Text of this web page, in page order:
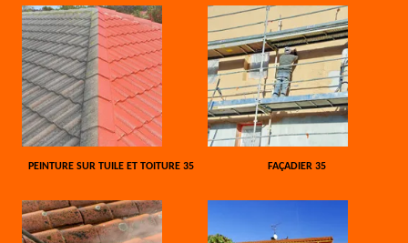
PEINTURE SUR TUILE ET TOITURE 35 FAÇADIER 35